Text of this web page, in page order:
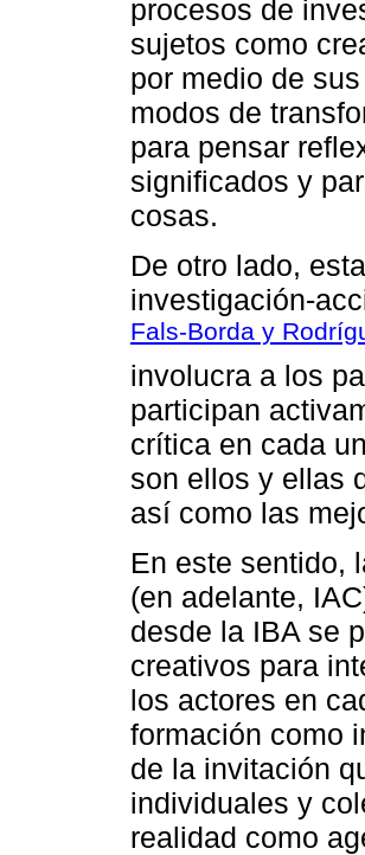
procesos de
sujetos como
por medio de
modos de
para pensar
significados y
cosas.
De otro lado,
investigación-
Fals-Borda y
involucra a los
participan
crítica en cada
son ellos y ellas
así como las
En este sentido,
(en adelante,
desde la IBA se
creativos para
los actores en
formación como
de la invitación
individuales y
realidad como